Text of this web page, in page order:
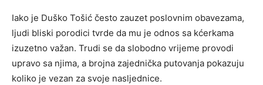
Iako je Duško Tošić često zauzet poslovnim obavezama,
ljudi bliski porodici tvrde da mu je odnos sa kćerkama
izuzetno važan. Trudi se da slobodno vrijeme provodi
upravo sa njima, a brojna zajednička putovanja pokazuju
koliko je vezan za svoje nasljednice.